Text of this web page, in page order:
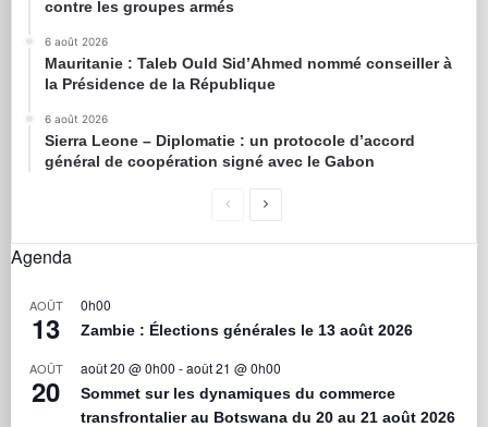
contre les groupes armés
6 août 2026
Mauritanie : Taleb Ould Sid’Ahmed nommé conseiller à
la Présidence de la République
6 août 2026
Sierra Leone – Diplomatie : un protocole d’accord
général de coopération signé avec le Gabon
Agenda
AOÛT
13
0h00
Zambie : Élections générales le 13 août 2026
AOÛT
20
août 20 @ 0h00 -août 21 @ 0h00
Sommet sur les dynamiques du commerce
transfrontalier au Botswana du 20 au 21 août 2026